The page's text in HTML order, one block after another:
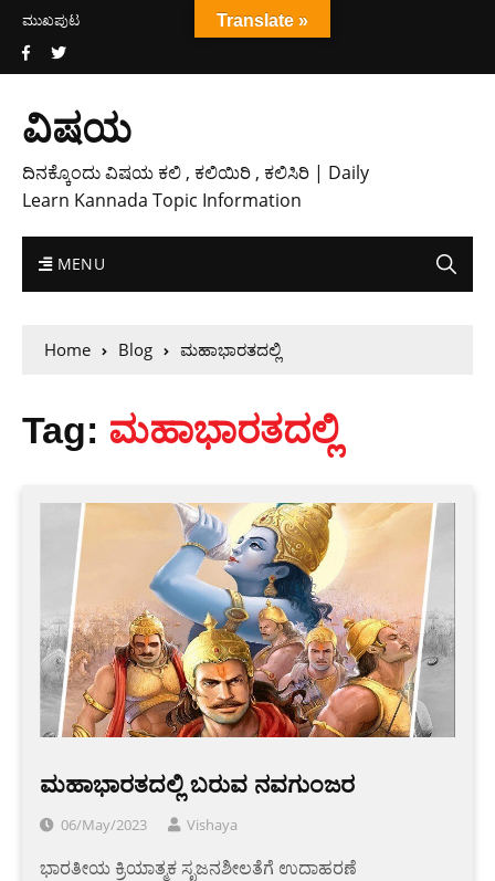
ಮುಖಪುಟ
ವಿಷಯ
ದಿನಕ್ಕೊಂದು ವಿಷಯ ಕಲಿ , ಕಲಿಯಿರಿ , ಕಲಿಸಿರಿ | Daily
Learn Kannada Topic Information
MENU
Home Blog ಮಹಾಭಾರತದಲ್ಲಿ
Tag: ಮಹಾಭಾರತದಲ್ಲಿ
ಮಹಾಭಾರತದಲ್ಲಿ ಬರುವ ನವಗುಂಜರ
06/May/2023 Vishaya
ಭಾರತೀಯ ಕ್ರಿಯಾತ್ಮಕ ಸೃಜನಶೀಲತೆಗೆ ಉದಾಹರಣೆ
Translate »